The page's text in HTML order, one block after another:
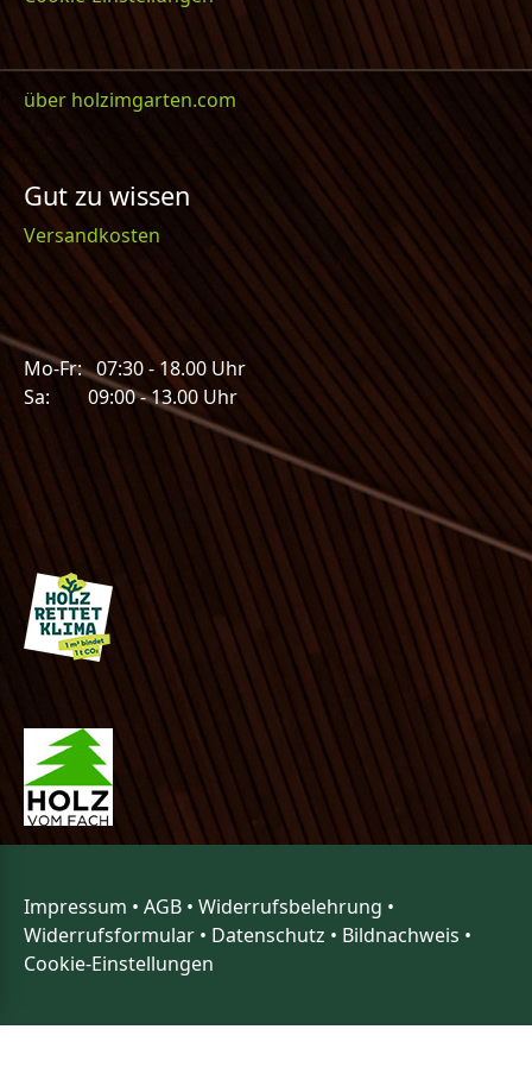
über holzimgarten.com
Gut zu wissen
Versandkosten
Mo-Fr: 07:30 - 18.00 Uhr
Sa: 09:00 - 13.00 Uhr
Impressum • AGB • Widerrufsbelehrung •
Widerrufsformular • Datenschutz • Bildnachweis •
Cookie-Einstellungen